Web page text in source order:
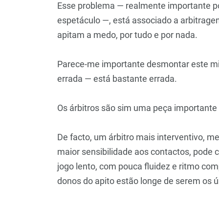
Esse problema — realmente importante
espetáculo —, está associado a
apitam a medo, por tudo e por nada.
Parece-me importante desmontar este
errada — está bastante errada.
Os árbitros são sim uma peça
De facto, um árbitro mais interventivo,
maior sensibilidade aos contactos, pode
jogo lento, com pouca fluidez e ritmo
donos do apito estão longe de serem os